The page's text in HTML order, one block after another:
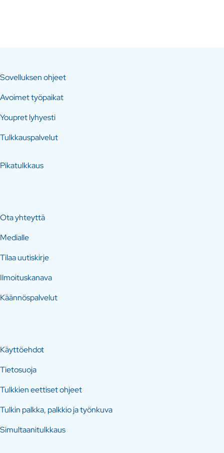
Sovelluksen ohjeet
Avoimet työpaikat
Youpret lyhyesti
Tulkkauspalvelut
Pikatulkkaus
Ota yhteyttä
Medialle
Tilaa uutiskirje
Ilmoituskanava
Käännöspalvelut
Käyttöehdot
Tietosuoja
Tulkkien eettiset ohjeet
Tulkin palkka, palkkio ja työnkuva
Simultaanitulkkaus